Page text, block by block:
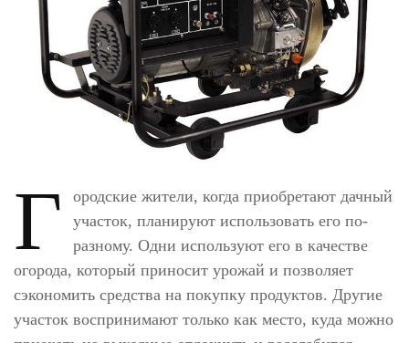
Г
ородские жители, когда приобретают дачный
участок, планируют использовать его по-
разному. Одни используют его в качестве
огорода, который приносит урожай и позволяет
сэкономить средства на покупку продуктов. Другие
участок воспринимают только как место, куда можно